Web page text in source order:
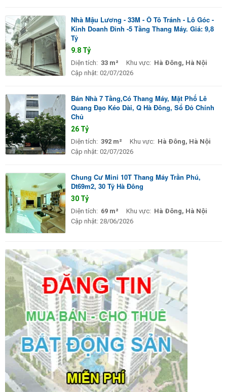
Nhà Mậu Lương - 33M - Ô Tô Tránh - Lô Góc -
Kinh Doanh Đỉnh -5 Tầng Thang Máy. Giá: 9,8
Tỷ
9.8 Tỷ
Diện tích: 33 m² Khu vực: Hà Đông, Hà Nội
Cập nhật: 02/07/2026
Bán Nhà 7 Tầng,Có Thang Máy, Mặt Phố Lê
Quang Đạo Kéo Dài, Q Hà Đông, Sổ Đỏ Chính
Chủ
26 Tỷ
Diện tích: 392 m² Khu vực: Hà Đông, Hà Nội
Cập nhật: 02/07/2026
Chung Cư Mini 10T Thang Máy Trần Phú,
Dt69m2, 30 Tỷ Hà Đông
30 Tỷ
Diện tích: 69 m² Khu vực: Hà Đông, Hà Nội
Cập nhật: 28/06/2026